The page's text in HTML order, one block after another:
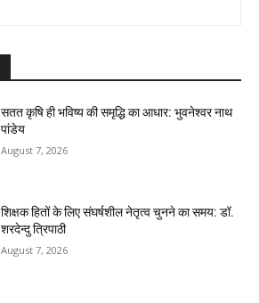
सतत कृषि ही भविष्य की समृद्धि का आधार: भुवनेश्वर नाथ
पांडेय
August 7, 2026
शिक्षक हितों के लिए संघर्षशील नेतृत्व चुनने का समय: डॉ.
शरदेन्दु त्रिपाठी
August 7, 2026